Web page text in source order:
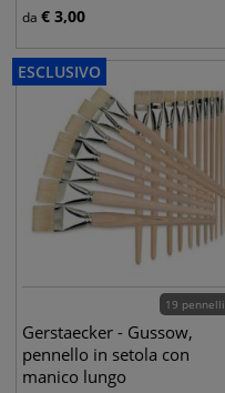
da € 3,00
ESCLUSIVO
19 pennelli
Gerstaecker - Gussow,
pennello in setola con
manico lungo